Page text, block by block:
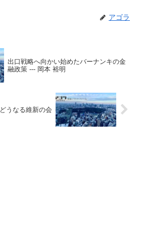
アゴラ
出口戦略へ向かい始めたバーナンキの金
融政策 --- 岡本 裕明
どうなる維新の会